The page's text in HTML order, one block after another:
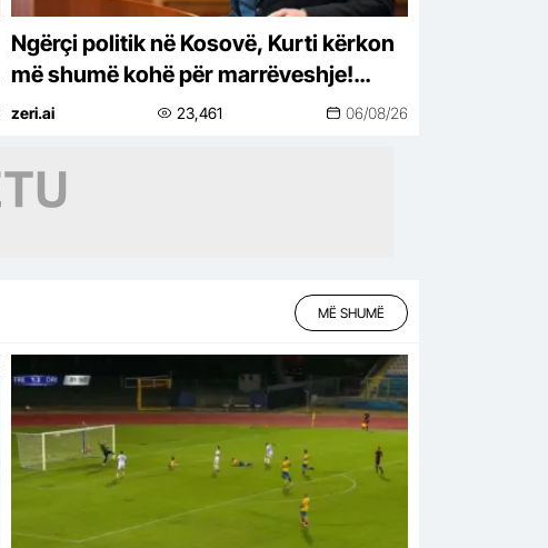
Ngërçi politik në Kosovë, Kurti kërkon
më shumë kohë për marrëveshje!
Shtyhet seanca e Kuvendit
zeri.ai 23,461 06/08/26
MË SHUMË